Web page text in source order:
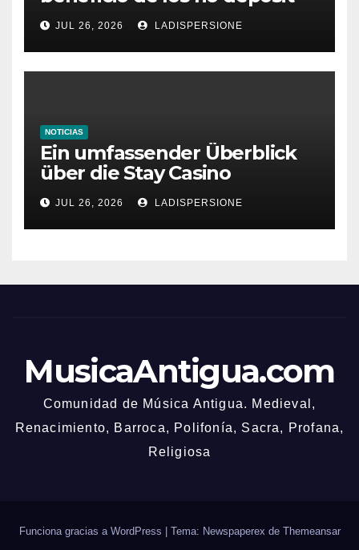
bonus codes de roby casino
JUL 26, 2026 LADISPERSIONE
NOTICIAS
Ein umfassender Überblick
über die Stay Casino
Bonusbedingungen
JUL 26, 2026 LADISPERSIONE
MusicaAntigua.com
Comunidad de Música Antigua. Medieval,
Renacimiento, Barroca, Polifonía, Sacra, Profana,
Religiosa
Funciona gracias a WordPress Tema: Newspaperex de Themeansar